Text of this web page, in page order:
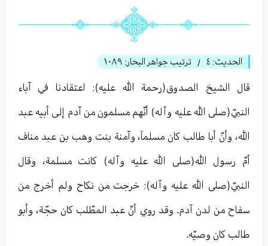
الحديث: ٤ / ترتيب جواهر البحار: ١٠٨٩
قال الشيخ الصدوق(رحمة الله عليه): اعتقادنا في آباء
النبيّ(صلى الله عليه وآله) أنّهم مسلمون من آدم إلى أبيه عبد
الله، وأنّ أبا طالب كان مسلماً، وآمنة بنت وهب بن عبد مناف
أمّ رسول الله(صلى الله عليه وآله) كانت مسلمة، وقال
النبيّ(صلى الله عليه وآله): خرجت من نكاح ولم أخرج من
سفاح من لدن آدم. وقد روي أنّ عبد المطّلب كان حجّة، وأبو
طالب كان وصيّه.